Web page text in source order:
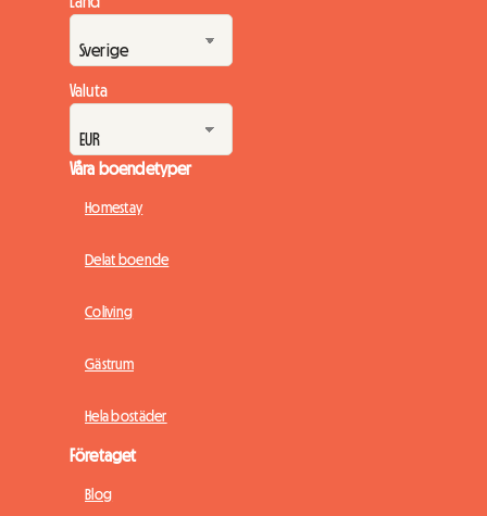
Valuta
Våra boendetyper
Homestay
Delat boende
Coliving
Gästrum
Hela bostäder
Företaget
Blog